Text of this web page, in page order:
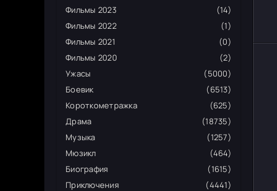
Фильмы 2023
(14)
Фильмы 2022
(1)
Фильмы 2021
(0)
Фильмы 2020
(2)
Ужасы
(5000)
Боевик
(6513)
Короткометражка
(625)
Драма
(18735)
Музыка
(1257)
Мюзикл
(464)
Биография
(1615)
Приключения
(4441)